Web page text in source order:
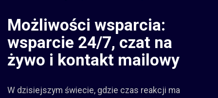
Możliwości wsparcia:
wsparcie 24/7, czat na
żywo i kontakt mailowy
W dzisiejszym świecie, gdzie czas reakcji ma